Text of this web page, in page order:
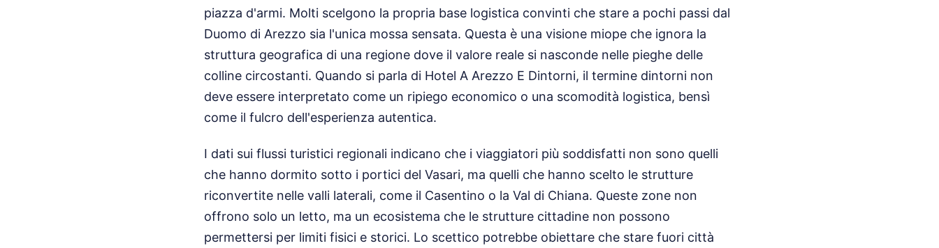
piazza d'armi. Molti scelgono la propria base logistica convinti che stare a pochi passi dal
Duomo di Arezzo sia l'unica mossa sensata. Questa è una visione miope che ignora la
struttura geografica di una regione dove il valore reale si nasconde nelle pieghe delle
colline circostanti. Quando si parla di Hotel A Arezzo E Dintorni, il termine dintorni non
deve essere interpretato come un ripiego economico o una scomodità logistica, bensì
come il fulcro dell'esperienza autentica.
I dati sui flussi turistici regionali indicano che i viaggiatori più soddisfatti non sono quelli
che hanno dormito sotto i portici del Vasari, ma quelli che hanno scelto le strutture
riconvertite nelle valli laterali, come il Casentino o la Val di Chiana. Queste zone non
offrono solo un letto, ma un ecosistema che le strutture cittadine non possono
permettersi per limiti fisici e storici. Lo scettico potrebbe obiettare che stare fuori città